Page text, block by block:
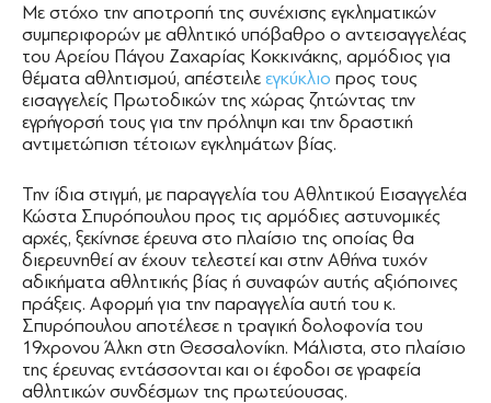
Με στόχο την αποτροπή της συνέχισης εγκληματικών
συμπεριφορών με αθλητικό υπόβαθρο ο αντεισαγγελέας
του Αρείου Πάγου Ζαχαρίας Κοκκινάκης, αρμόδιος για
θέματα αθλητισμού, απέστειλε εγκύκλιο προς τους
εισαγγελείς Πρωτοδικών της χώρας ζητώντας την
εγρήγορσή τους για την πρόληψη και την δραστική
αντιμετώπιση τέτοιων εγκλημάτων βίας.
Την ίδια στιγμή, με παραγγελία του Αθλητικού Εισαγγελέα
Κώστα Σπυρόπουλου προς τις αρμόδιες αστυνομικές
αρχές, ξεκίνησε έρευνα στο πλαίσιο της οποίας θα
διερευνηθεί αν έχουν τελεστεί και στην Αθήνα τυχόν
αδικήματα αθλητικής βίας ή συναφών αυτής αξιόποινες
πράξεις. Αφορμή για την παραγγελία αυτή του κ.
Σπυρόπουλου αποτέλεσε η τραγική δολοφονία του
19χρονου Άλκη στη Θεσσαλονίκη. Μάλιστα, στο πλαίσιο
της έρευνας εντάσσονται και οι έφοδοι σε γραφεία
αθλητικών συνδέσμων της πρωτεύουσας.